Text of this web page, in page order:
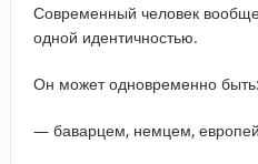
Современный человек
одной идентичностью.
Он может одновременно быть:
— баварцем, немцем,